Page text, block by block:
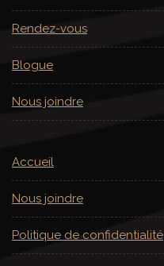
Rendez-vous
Blogue
Nous joindre
Accueil
Nous joindre
Politique de confidentialité